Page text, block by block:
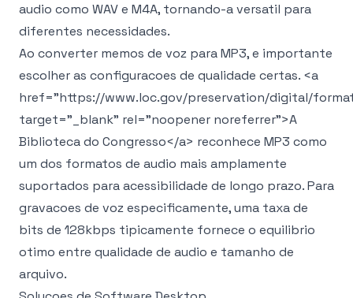
audio como WAVe M4A, tornando-a versatil para
diferentes necessidades.
Ao converter memos de voz para MP3, e importante
escolher as configuracoes de qualidade certas. <a
href="https://www.loc.gov/preservation/digital/
target="_blank" rel="noopener noreferrer">A
Biblioteca do Congresso</a> reconhece MP3 como
um dos formatos de audio mais amplamente
suportados para acessibilidade de longo prazo. Para
gravacoes de voz especificamente, uma taxa de
bits de 128kbps tipicamente fornece o equilibrio
otimo entre qualidade de audio e tamanho de
arquivo.